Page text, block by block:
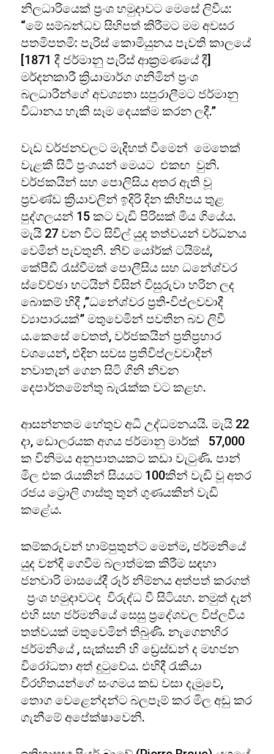
නිලධාරියෙක් ප්‍රංශ හමුදාවට මෙසේ ලිවීය:
“මේ සම්බන්ධව සිහිපත් කිරීමට මම අවසර
පතමිපතමි: පැරිස් කොමියුනය පැවති කාලයේ
[1871 දී ජර්මානු පැරිස් ආක්‍රමණයේ දී]
මර්දනකාරී ක්‍රියාමාර්ග ගනිමින් ප්‍රංශ
බලධාරීන්ගේ අවශ්‍යතා සපුරාලීමට ජර්මානු
විධානය හැකි සෑම දෙයක්ම කරන ලදී.”
වැඩ වර්ජනවලට මැදිහත් වීමෙන් මෙතෙක්
වැළකී සිටී ප්‍රංශයන් මෙයට එකඟ වුනි.
වර්ජකයින් සහ පොලිසිය අතර ඇති වූ
ප්‍රචණ්ඩ ක්‍රියාවලින් ඉදිරි දින කිහිපය තුළ
පුද්ගලයන් 15 කට වැඩි පිරිසක් මිය ගියේය.
මැයි 27 වන විට සිවිල් යුද තත්වයන් වර්ධනය
වෙමින් පැවතුනි. නිව් යෝර්ක් ටයිම්ස්,
කේපීඩී රැස්වීමක් පොලීසිය සහ ධනේශ්වර
ස්වේච්ඡා භටයින් විසින් විසුරුවා හරින ලද
බොකම් හිදී ,”ධනේශ්වර ප්‍රති-විප්ලවවාදී
ව්‍යාපාරයක්” මතුවෙමින් පවතින බව ලිවී
ය.කෙසේ වෙතත්, වර්ජකයින් ප්‍රතිප්‍රහාර
වශයෙන්, එදින සවස ප්‍රතිවිප්ලවවාදීන්
නවාතැන් ගෙන සිටි ගිනි නිවන
දෙපාර්තමේන්තු බැරැක්ක වට කළහ.
ආසන්නතම හේතුව අධි උද්ධමනයයි. මැයි 22
දා, ඩොලරයක අගය ජර්මානු මාර්ක් 57,000
ක විනිමය අනුපාතයකට කඩා වැටුණි. පාන්
මිල එක රැයකින් සියයට 100කින් වැඩි වූ අතර
රජය ට්‍රොලි ගාස්තු තුන් ගුණයකින් වැඩි
කළේය.
කම්කරුවන් හාම්පුතුන්ට මෙන්ම, ජර්මනියේ
යුද වන්දි ගෙවීම බලාත්මක කිරීම සඳහා
ජනවාරි මාසයේදී රූර් නිම්නය අත්පත් කරගත්
ප්‍රංශ හමුදාවටද විරුද්ධ වී සිටියහ. නමුත් දැන්
එහි සහ ජර්මනියේ සෙසු ප්‍රදේශවල විප්ලවීය
තත්වයක් මතුවෙමින් තිබුණි. නැගෙනහිර
ජර්මනියේ , සැක්සනි හි ඩ්‍රෙස්ඩන් ද මහජන
විරෝධතා අත් දුටුවේය. එහිදී රැකියා
විරහිතයන්ගේ සංගමය කඩ වසා දැමුවේ,
තොග වෙළෙන්දන්ට බලපෑම් කර මිල අඩු කර
ගැනීමේ අපේක්ෂාවෙනි.